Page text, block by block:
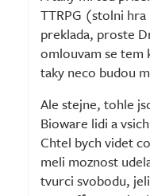
TTRPG (stolni hra
preklada, proste
omlouvam se tem
taky neco budou
Ale stejne, tohle
Bioware lidi a
Chtel bych videt
meli moznost
tvurci svobodu,